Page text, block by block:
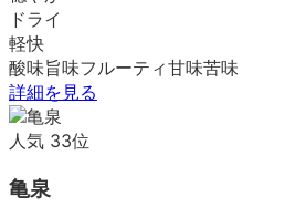
ドライ
軽快
酸味旨味フルーティ甘味苦味
詳細を見る
人気 33位
亀泉